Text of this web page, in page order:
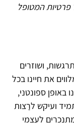
המטופל
ושוזרים
את חיינו בכל
ספונטני,
ועיקש לרַצות
לעצמי